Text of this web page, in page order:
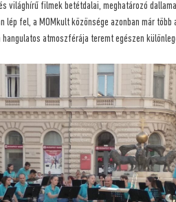
világhírű filmek betétdalai, meghatározó
lép fel, a MOMkult közönsége azonban már
hangulatos atmoszférája teremt egészen